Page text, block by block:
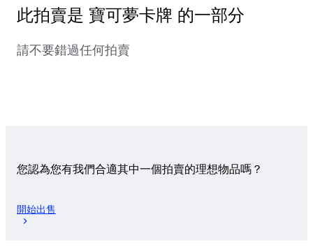
此拍賣是 寶可夢卡牌 的一部分
請不要錯過任何拍賣
您認為您有我們合適其中一個拍賣的理想物品嗎？
開始出售